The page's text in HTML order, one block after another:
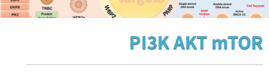
PI3K AKT mTOR